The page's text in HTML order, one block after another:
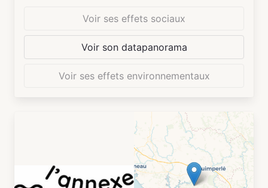
dans vos démarches numériques, des ateliers
collectifs ou individuels d'initiation ou de
perfectionnement à l'outil informatique, des
peinture, écriture, lectures, RAP, Slam, Clown,
nutrition et naturopathie, photos, sonothérapie,
musée numérique, art créatif...
Un Pôle associatif
Une aide aux associations et aux bénévoles
Voir ses effets sociaux
Voir son datapanorama
Voir ses effets environnementaux